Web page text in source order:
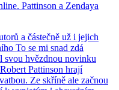
Pattinson a Zendaya
a částečně už i jejich
To se mi snad zdá
hvězdnou novinku
Pattinson hrají
Ze skříně ale začnou